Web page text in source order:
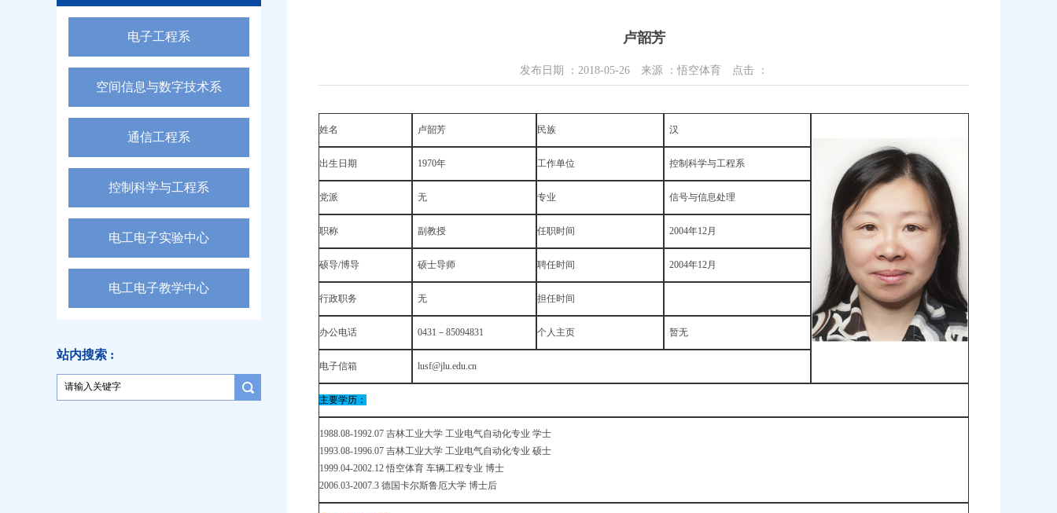
电子工程系
空间信息与数字技术系
通信工程系
控制科学与工程系
电工电子实验中心
电工电子教学中心
站内搜索 :
卢韶芳
发布日期 ： 2018-05-26 来源 ：悟空体育 点击 ：
姓名 卢韶芳 民族 汉
出生日期 1970年 工作单位 控制科学与工程系
党派 无 专业 信号与信息处理
职称 副教授 任职时间 2004年12月
硕导/博导 硕士导师 聘任时间 2004年12月
行政职务 无 担任时间
办公电话 0431－85094831 个人主页 暂无
电子信箱 lusf@jlu.edu.cn
主要学历：
1988.08-1992.07 吉林工业大学 工业电气自动化专业 学士
1993.08-1996.07 吉林工业大学 工业电气自动化专业 硕士
1999.04-2002.12 悟空体育 车辆工程专业 博士
2006.03-2007.3 德国卡尔斯鲁厄大学 博士后